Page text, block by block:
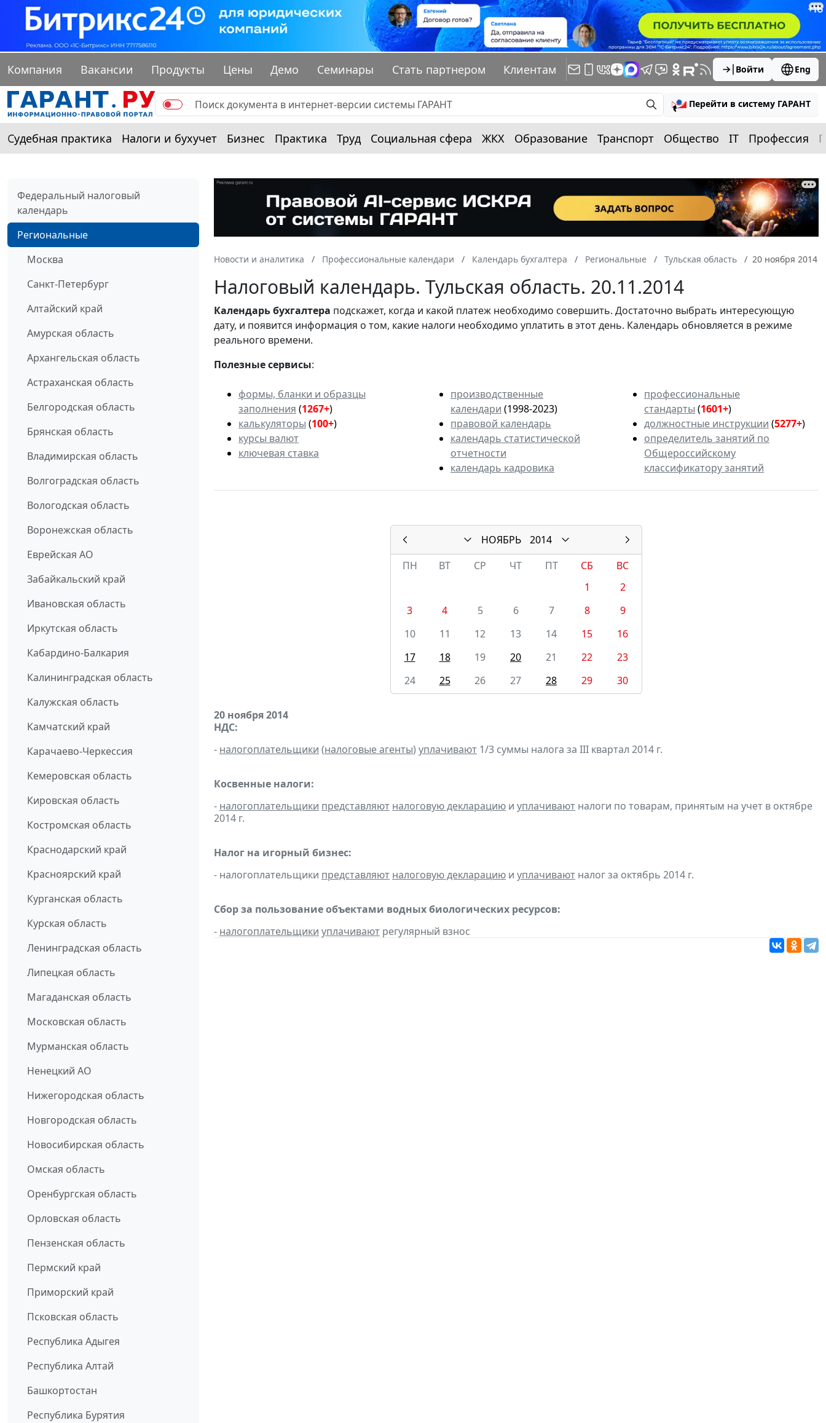
Компания Вакансии Продукты Цены Демо Семинары Стать партнером Клиентам Войти Eng
Перейти в систему ГАРАНТ
Судебная практика Налоги и бухучет Бизнес Практика Труд Социальная сфера ЖКХ Образование Транспорт Общество IT Профессия
Федеральный налоговый
календарь
Региональные
Москва
Санкт-Петербург
Алтайский край
Амурская область
Архангельская область
Астраханская область
Белгородская область
Брянская область
Владимирская область
Волгоградская область
Вологодская область
Воронежская область
Еврейская АО
Забайкальский край
Ивановская область
Иркутская область
Кабардино-Балкария
Калининградская область
Калужская область
Камчатский край
Карачаево-Черкессия
Кемеровская область
Кировская область
Костромская область
Краснодарский край
Красноярский край
Курганская область
Курская область
Ленинградская область
Липецкая область
Магаданская область
Московская область
Мурманская область
Ненецкий АО
Нижегородская область
Новгородская область
Новосибирская область
Омская область
Оренбургская область
Орловская область
Пензенская область
Пермский край
Приморский край
Псковская область
Республика Адыгея
Республика Алтай
Башкортостан
Республика Бурятия
Новости и аналитика Профессиональные календари Календарь бухгалтера Региональные Тульская область 20 ноября 2014
Налоговый календарь. Тульская область. 20.11.2014
Календарьбухгалтера подскажет, когда и какой платеж необходимо совершить. Достаточно выбрать интересующую
дату, и появится информация о том, какие налоги необходимо уплатить в этот день. Календарь обновляется в режиме
реального времени.
Полезные сервисы:
формы, бланки и образцы
заполнения (1267+)
калькуляторы (100+)
курсы валют
ключевая ставка
производственные
календари (1998-2023)
правовой календарь
календарь статистической
отчетности
календарь кадровика
профессиональные
стандарты (1601+)
должностные инструкции (5277+)
определитель занятий по
Общероссийскому
классификатору занятий
НОЯБРЬ
2014
ПН
ВТ СР ЧТ ПТ СБ
ВС
1
2
3
4 5 6 7 8
9
10
11 12 13 14 15
16
17
18 19 20 21 22
23
24
25 26 27 28 29 30
20 ноября 2014
НДС:
- налогоплательщики (налоговые агенты) уплачивают 1/3 суммы налога за III квартал 2014 г.
Косвенные налоги:
- налогоплательщики представляют налоговую декларацию и уплачивают налоги по товарам, принятым на учет в октябре
2014 г.
Налог на игорный бизнес:
- налогоплательщики представляют налоговую декларацию и уплачивают налог за октябрь 2014 г.
Сбор за пользование объектами водных биологических ресурсов:
- налогоплательщики уплачивают регулярный взнос